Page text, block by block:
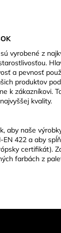
vyrobené z
a pevnosť
produktov
k zákazníkovi.
kvality.
aby naše
422 a aby
certifikát).
farbách z